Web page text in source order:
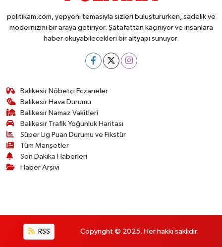
politikam.com, yepyeni temasıyla sizleri buluştururken, sadelik ve
modernizmi bir araya getiriyor. Şatafattan kaçınıyor ve insanlara
haber okuyabilecekleri bir altyapı sunuyor.
Balıkesir Nöbetçi Eczaneler
Balıkesir Hava Durumu
Balıkesir Namaz Vakitleri
Balıkesir Trafik Yoğunluk Haritası
Süper Lig Puan Durumu ve Fikstür
Tüm Manşetler
Son Dakika Haberleri
Haber Arşivi
RSS Copyright © 2025. Her hakkı saklıdır.